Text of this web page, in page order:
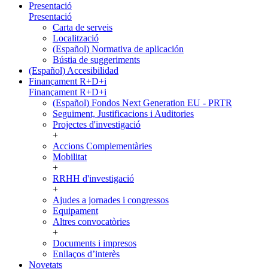
Presentació
Presentació
Carta de serveis
Localització
(Español) Normativa de aplicación
Bústia de suggeriments
(Español) Accesibilidad
Finançament R+D+i
Finançament R+D+i
(Español) Fondos Next Generation EU - PRTR
Seguiment, Justificacions i Auditories
Projectes d'investigació
+
Accions Complementàries
Mobilitat
+
RRHH d'investigació
+
Ajudes a jornades i congressos
Equipament
Altres convocatòries
+
Documents i impresos
Enllaços d’interès
Novetats